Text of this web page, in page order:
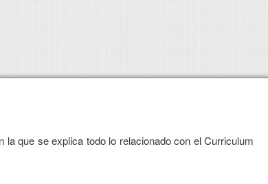
que se explica todo lo relacionado con el Curriculum